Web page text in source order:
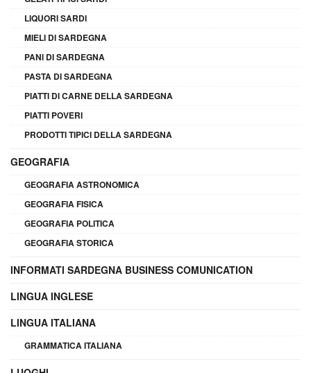
LIQUORI SARDI
MIELI DI SARDEGNA
PANI DI SARDEGNA
PASTA DI SARDEGNA
PIATTI DI CARNE DELLA SARDEGNA
PIATTI POVERI
PRODOTTI TIPICI DELLA SARDEGNA
GEOGRAFIA
GEOGRAFIA ASTRONOMICA
GEOGRAFIA FISICA
GEOGRAFIA POLITICA
GEOGRAFIA STORICA
INFORMATI SARDEGNA BUSINESS COMUNICATION
LINGUA INGLESE
LINGUA ITALIANA
GRAMMATICA ITALIANA